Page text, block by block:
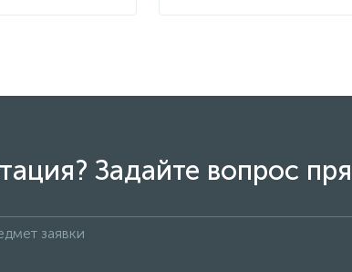
Задайте вопрос